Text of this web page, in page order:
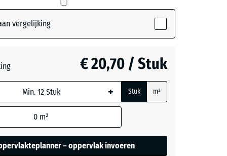
(active)
de
in de
vergelijking
€ 20,70 / Stuk
+ Stuk m²
0 m²
– oppervlak invoeren